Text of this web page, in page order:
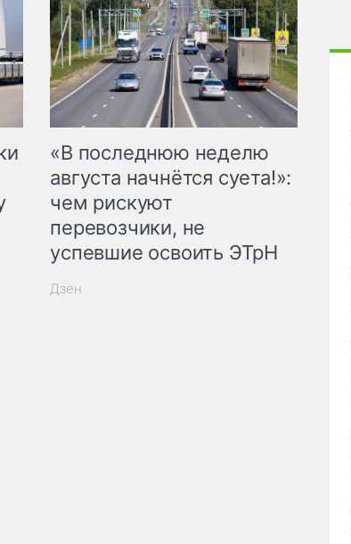
«В последнюю неделю
августа начнётся суета!»:
чем рискуют
перевозчики, не
успевшие освоить ЭТрН
Дзен